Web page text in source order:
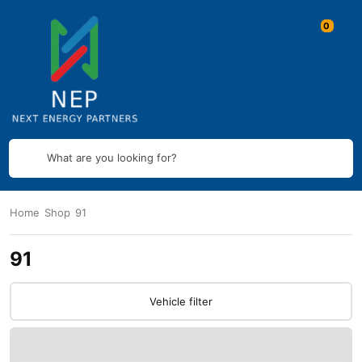
What are you looking for?
Home Shop 91
91
Vehicle filter